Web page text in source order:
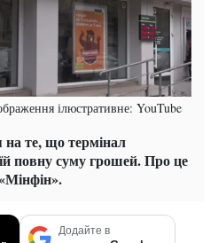
ілюстративне: YouTube
те, що термінал
повну суму грошей. Про це
Додайте в